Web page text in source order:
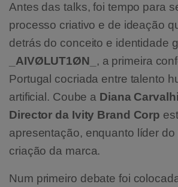
Antes das talks, foi tempo para
processo criativo e de ideação
detrás do conceito e identidade
_AIVØLUT1ØN_
, a primeira
Portugal cocriada entre talento
artificial. Coube a Diana
Director da Ivity Brand Corp
apresentação, enquanto líder
criação da marca.
Num primeiro debate foi